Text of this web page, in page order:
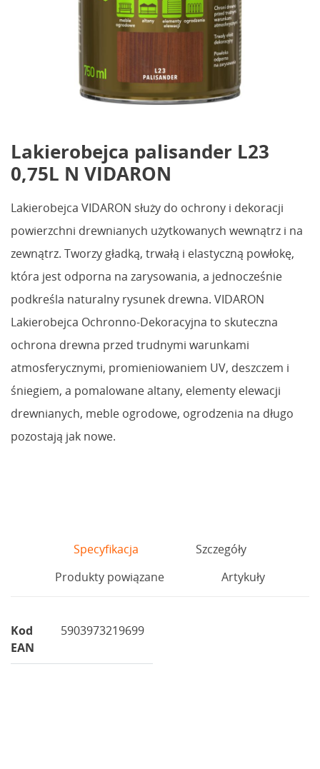
Lakierobejca palisander L23
0,75L N VIDARON
Lakierobejca VIDARON służy do ochrony i dekoracji
powierzchni drewnianych użytkowanych wewnątrz i na
zewnątrz. Tworzy gładką, trwałą i elastyczną powłokę,
która jest odporna na zarysowania, a jednocześnie
podkreśla naturalny rysunek drewna. VIDARON
Lakierobejca Ochronno-Dekoracyjna to skuteczna
ochrona drewna przed trudnymi warunkami
atmosferycznymi, promieniowaniem UV, deszczem i
śniegiem, a pomalowane altany, elementy elewacji
drewnianych, meble ogrodowe, ogrodzenia na długo
pozostają jak nowe.
Specyfikacja
Szczegóły
Produkty powiązane
Artykuły
Kod
EAN
5903973219699